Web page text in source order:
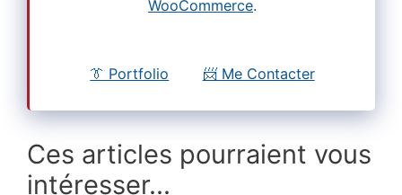
WooCommerce.
👔 Portfolio 📨 Me Contacter
Ces articles pourraient vous
intéresser...